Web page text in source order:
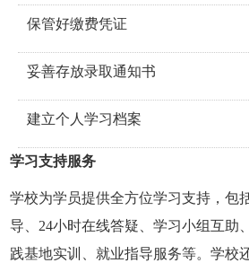
保管好缴费凭证
妥善存放录取通知书
建立个人学习档案
学习支持服务
学校为学员提供全方位学习支持，包
导、24小时在线答疑、学习小组互助
践基地实训、就业指导服务等。学校